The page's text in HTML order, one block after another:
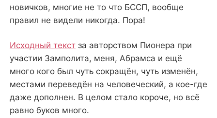
новичков, многие не то что БССП, вообще
правил не видели никогда. Пора!
Исходный текст за авторством Пионера при
участии Замполита, меня, Абрамса и ещё
много кого был чуть сокращён, чуть изменён,
местами переведён на человеческий, а кое-где
даже дополнен. В целом стало короче, но всё
равно буков много.